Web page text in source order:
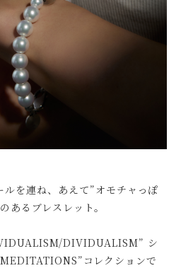
を連ね、あえて”オモチャっぽ
あるブレスレット。
DIVIDUALISM” シ
コレクションで